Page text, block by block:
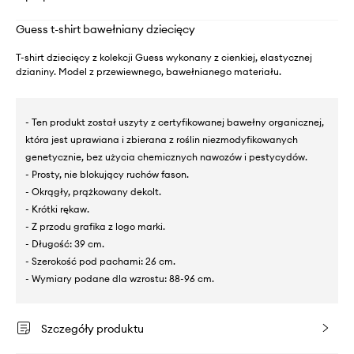
Guess t-shirt bawełniany dziecięcy
T-shirt dziecięcy z kolekcji Guess wykonany z cienkiej, elastycznej
dzianiny. Model z przewiewnego, bawełnianego materiału.
- Ten produkt został uszyty z certyfikowanej bawełny organicznej,
która jest uprawiana i zbierana z roślin niezmodyfikowanych
genetycznie, bez użycia chemicznych nawozów i pestycydów.
- Prosty, nie blokujący ruchów fason.
- Okrągły, prążkowany dekolt.
- Krótki rękaw.
- Z przodu grafika z logo marki.
- Długość: 39 cm.
- Szerokość pod pachami: 26 cm.
- Wymiary podane dla wzrostu: 88-96 cm.
Szczegóły produktu